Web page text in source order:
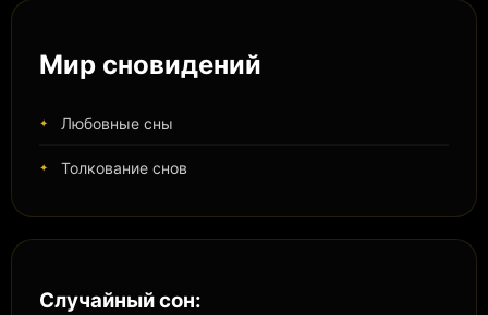
Мир сновидений
Любовные сны
Толкование снов
Случайный сон: